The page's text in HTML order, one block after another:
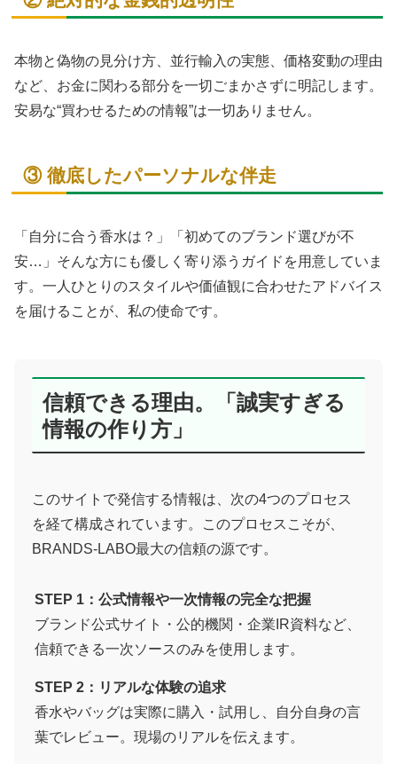
本物と偽物の見分け方、並行輸入の実態、価格変動の理由
など、お金に関わる部分を一切ごまかさずに明記します。
安易な“買わせるための情報”は一切ありません。
③ 徹底したパーソナルな伴走
「自分に合う香水は？」「初めてのブランド選びが不
安…」そんな方にも優しく寄り添うガイドを用意していま
す。一人ひとりのスタイルや価値観に合わせたアドバイス
を届けることが、私の使命です。
信頼できる理由。「誠実すぎる
情報の作り方」
このサイトで発信する情報は、次の4つのプロセス
を経て構成されています。このプロセスこそが、
BRANDS-LABO最大の信頼の源です。
STEP 1：公式情報や一次情報の完全な把握
ブランド公式サイト・公的機関・企業IR資料など、
信頼できる一次ソースのみを使用します。
STEP 2：リアルな体験の追求
香水やバッグは実際に購入・試用し、自分自身の言
葉でレビュー。現場のリアルを伝えます。